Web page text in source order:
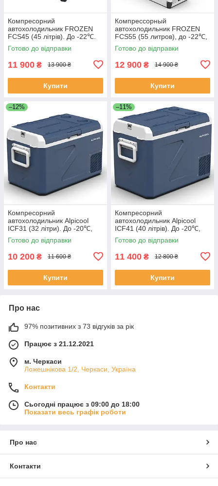
Компресорний
автохолодильник FROZEN
FCS45 (45 літрів). До -22℃.
Живлення 12, 24, 220 вольтів
Готово до відправки
11 900 ₴ 13 900 ₴
Купити
Компрессорный
автохолодильник FROZEN
FCS55 (55 литров), до -22℃,
(55 літрів). 12, 24, 220 Вольт
Готово до відправки
12 900 ₴ 14 900 ₴
Купити
–12%
Компресорний
автохолодильник Alpicool
ICF31 (32 літри). До -20℃,
(12, 24, 220 вольт)
Готово до відправки
10 200 ₴ 11 600 ₴
Купити
–11%
Компресорний
автохолодильник Alpicool
ICF41 (40 літрів). До -20℃,
(12, 24, 220 вольт)
Готово до відправки
11 400 ₴ 12 800 ₴
Купити
Про нас
97% позитивних з 73 відгуків за рік
Працює з 21.12.2021
м. Черкаси
Ложешнікова 1/2, Черкаси, Україна
Контакти
Сьогодні працює з 09:00 до 18:00
Показати весь графік роботи
Про нас
Контакти